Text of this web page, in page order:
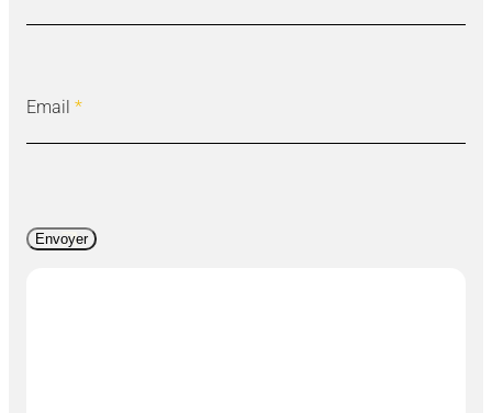
Email *